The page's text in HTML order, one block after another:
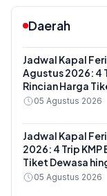
Daerah
Jadwal Kapal
Agustus 2026: 4
Rincian Harga
Kendaraan
05 Agustus 2026
Jadwal Kapal
2026: 4 Trip
Tiket Dewasa
05 Agustus 2026